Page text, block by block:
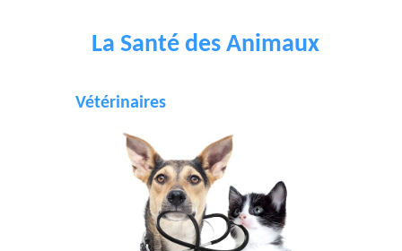
La Santé des Animaux
Vétérinaires